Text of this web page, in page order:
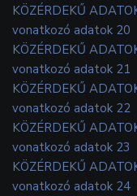
KÖZÉRDEKŰ
vonatkozó adatok 20
KÖZÉRDEKŰ
vonatkozó adatok 21
KÖZÉRDEKŰ
vonatkozó adatok 22
KÖZÉRDEKŰ
vonatkozó adatok 23
KÖZÉRDEKŰ
vonatkozó adatok 24